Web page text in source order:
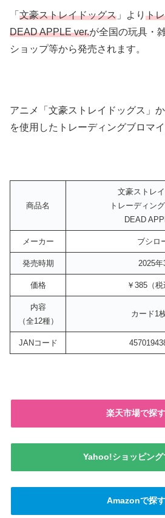
「 文豪ストレイドッグス 」より ト
DEAD APPLE ver.が全国の玩具・
ショップ等から発売されます。
アニメ「文豪ストレイドッグス」
を使用したトレーディングブロマ
商品名
文豪ストレ
トレーディン
DEAD
メーカー ブシロ
発売時期 2025年
価格 ￥385（税
内容
（全12種）
カード1
JANコード
楽天市場で探す
Yahoo!ショッピング
Amazonで探す